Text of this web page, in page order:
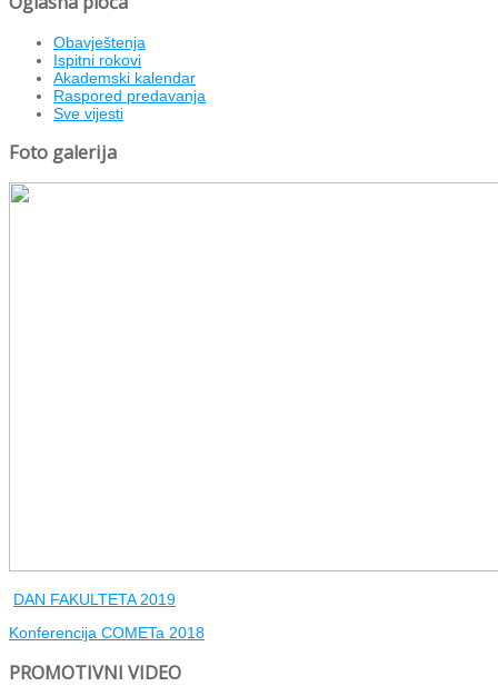
Obavještenja
Ispitni rokovi
Akademski kalendar
Raspored predavanja
Sve vijesti
Foto galerija
DAN FAKULTETA 2019
Konferencija COMETa 2018
PROMOTIVNI VIDEO